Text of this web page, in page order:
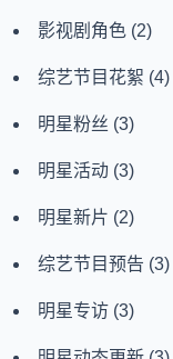
影视剧角色 (2)
综艺节目花絮 (4)
明星粉丝 (3)
明星活动 (3)
明星新片 (2)
综艺节目预告 (3)
明星专访 (3)